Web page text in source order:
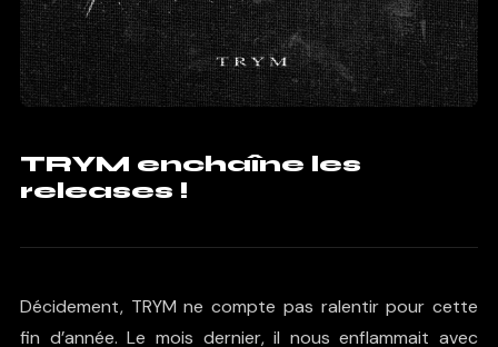
TRYM enchaîne les
releases !
Décidement, TRYM ne compte pas ralentir pour cette
fin d’année. Le mois dernier, il nous enflammait avec